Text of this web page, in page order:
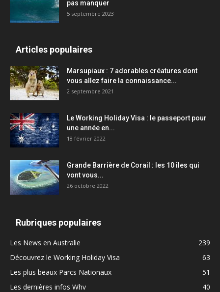
pas manquer
5 septembre 2023
Articles populaires
Marsupiaux : 7 adorables créatures dont
vous allez faire la connaissance...
2 septembre 2021
Le Working Holiday Visa : le passeport pour
une année en...
18 février 2022
Grande Barrière de Corail : les 10 îles qui
vont vous...
26 octobre 2022
Rubriques populaires
Les News en Australie
239
Découvrez le Working Holiday Visa
63
Les plus beaux Parcs Nationaux
51
Les dernières infos Whv
40